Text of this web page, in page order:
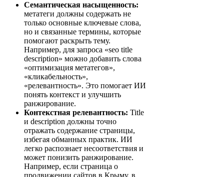
Семантическая насыщенность:
метатеги должны содержать не
только основные ключевые слова,
но и связанные термины, которые
помогают раскрыть тему.
Например, для запроса «seo title
description» можно добавить слова
«оптимизация метатегов»,
«кликабельность»,
«релевантность». Это помогает ИИ
понять контекст и улучшить
ранжирование.
Контекстная релевантность: Title
и description должны точно
отражать содержание страницы,
избегая обманных практик. ИИ
легко распознает несоответствия и
может понизить ранжирование.
Например, если страница о